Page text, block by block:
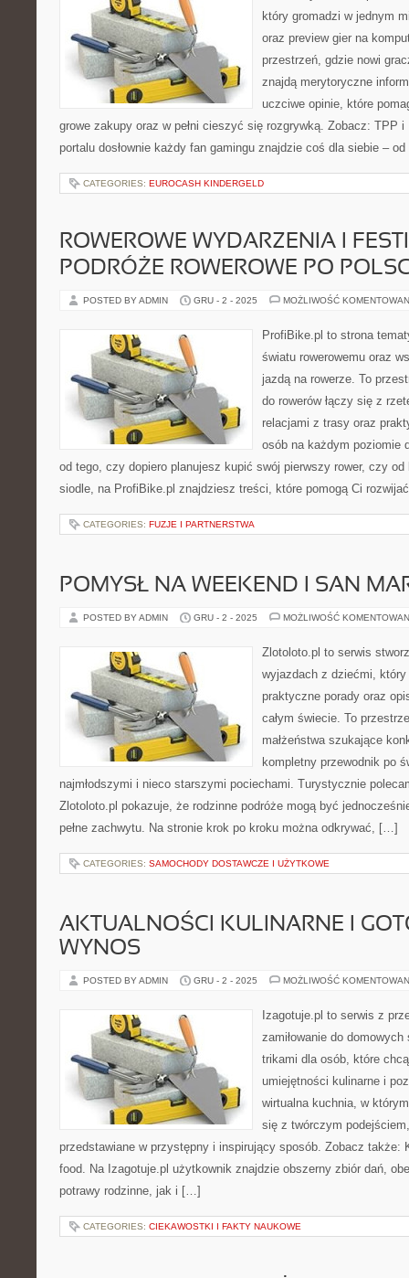
który gromadzi w jednym
oraz preview gier na
przestrzeń, gdzie nowi
znajdą merytoryczne
uczciwe opinie, które
growe zakupy oraz w pełni cieszyć się rozgrywką. Zobacz: TPP
portalu dosłownie każdy fan gamingu znajdzie coś dla siebie –
CATEGORIES: EUROCASH KINDERGELD
ROWEROWE WYDARZENIA I
PODRÓŻE ROWEROWE PO
POSTED BY ADMIN GRU - 2 - 2025 MOŻLIWOŚĆ
ProfiBike.pl to strona
światu rowerowemu oraz
jazdą na rowerze. To
do rowerów łączy się z
relacjami z trasy oraz
osób na każdym poziomie
od tego, czy dopiero planujesz kupić swój pierwszy rower, czy
siodle, na ProfiBike.pl znajdziesz treści, które pomogą Ci
CATEGORIES: FUZJE I PARTNERSTWA
POMYSŁ NA WEEKEND I SAN
POSTED BY ADMIN GRU - 2 - 2025 MOŻLIWOŚĆ
Zlotoloto.pl to serwis
wyjazdach z dziećmi, który
praktyczne porady oraz
całym świecie. To
małżeństwa szukające
kompletny przewodnik po
najmłodszymi i nieco starszymi pociechami. Turystycznie
Zlotoloto.pl pokazuje, że rodzinne podróże mogą być
pełne zachwytu. Na stronie krok po kroku można odkrywać, […]
CATEGORIES: SAMOCHODY DOSTAWCZE I UŻYTKOWE
AKTUALNOŚCI KULINARNE I
WYNOS
POSTED BY ADMIN GRU - 2 - 2025 MOŻLIWOŚĆ
Izagotuje.pl to serwis z
zamiłowanie do
trikami dla osób, które
umiejętności kulinarne i
wirtualna kuchnia, w
się z twórczym
przedstawiane w przystępny i inspirujący sposób. Zobacz także:
food. Na Izagotuje.pl użytkownik znajdzie obszerny zbiór dań,
potrawy rodzinne, jak i […]
CATEGORIES: CIEKAWOSTKI I FAKTY NAUKOWE